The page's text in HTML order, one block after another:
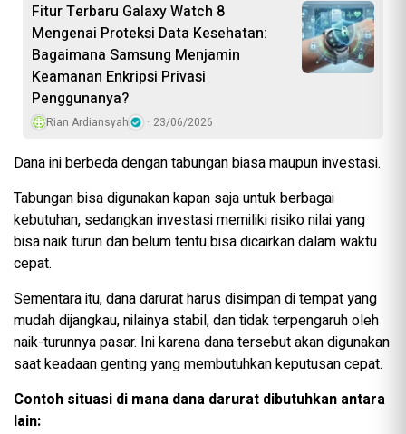
Fitur Terbaru Galaxy Watch 8
Mengenai Proteksi Data Kesehatan:
Bagaimana Samsung Menjamin
Keamanan Enkripsi Privasi
Penggunanya?
Rian Ardiansyah 23/06/2026
Dana ini berbeda dengan tabungan biasa maupun investasi.
Tabungan bisa digunakan kapan saja untuk berbagai
kebutuhan, sedangkan investasi memiliki risiko nilai yang
bisa naik turun dan belum tentu bisa dicairkan dalam waktu
cepat.
Sementara itu, dana darurat harus disimpan di tempat yang
mudah dijangkau, nilainya stabil, dan tidak terpengaruh oleh
naik-turunnya pasar. Ini karena dana tersebut akan digunakan
saat keadaan genting yang membutuhkan keputusan cepat.
Contoh situasi di mana dana darurat dibutuhkan antara
lain: